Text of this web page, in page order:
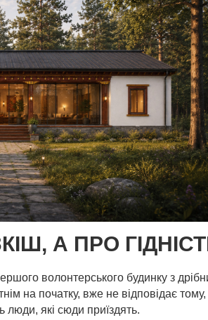
А ПРО
волонтерського будинку з
на початку, вже не відповідає
люди, які сюди приїздять.